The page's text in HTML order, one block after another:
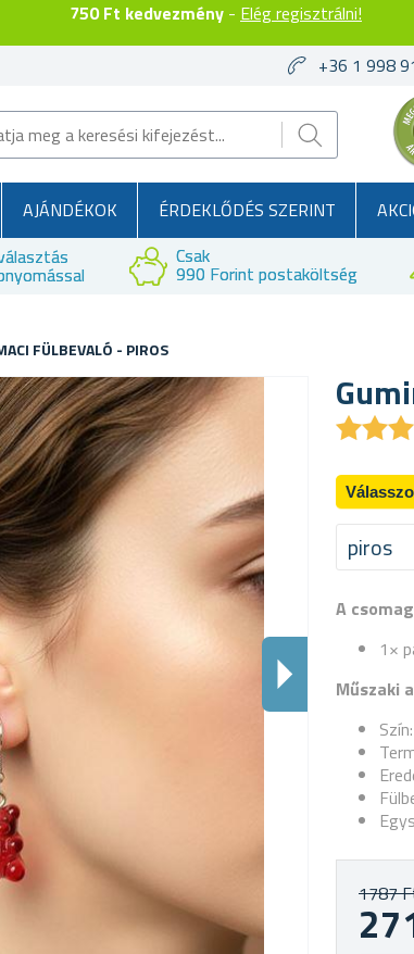
750 Ft kedvezmény - Elég regisztrálni!
+36 1 998
AJÁNDÉKOK ÉRDEKLŐDÉS SZERINT
Csak
990 Forint postaköltség
FÜLBEVALÓ - PIROS
★★★
★★★
piros
A
1×
Műszaki
1787